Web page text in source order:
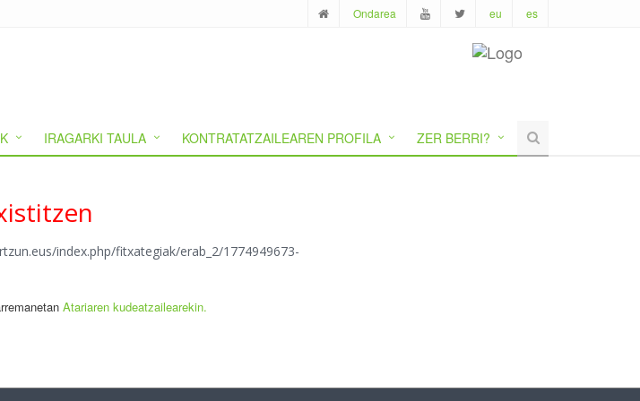
Ondarea eu es
IRAGARKI TAULA KONTRATATZAILEAREN PROFILA ZER BERRI?
index.php/fitxategiak/erab_2/1774949673-
Atariaren kudeatzailearekin.